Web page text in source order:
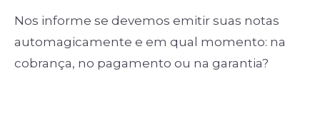
Nos informe se devemos emitir suas notas
automagicamente e em qual momento: na
cobrança, no pagamento ou na garantia?